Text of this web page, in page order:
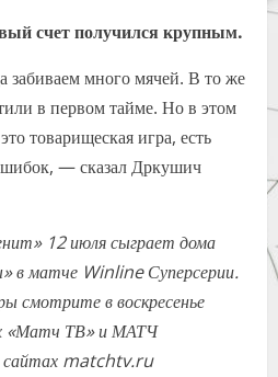
счет получился крупным.
забиваем много мячей. В то же
в первом тайме. Но в этом
товарищеская игра, есть
— сказал Дркушич
12 июля сыграет дома
в матче Winline Суперсерии.
смотрите в воскресенье
«Матч ТВ» и МАТЧ
matchtv.ru